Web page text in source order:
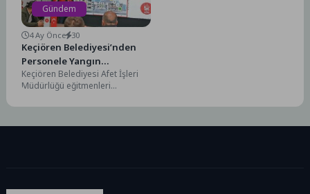
Gündem
4 Ay Önce 30
Keçiören Belediyesi’nden
Personele Yangın
Söndürme Eğitimi
Keçiören Belediyesi Afet İşleri
Müdürlüğü eğitmenleri
Kontrol Müdürlüğü personeline